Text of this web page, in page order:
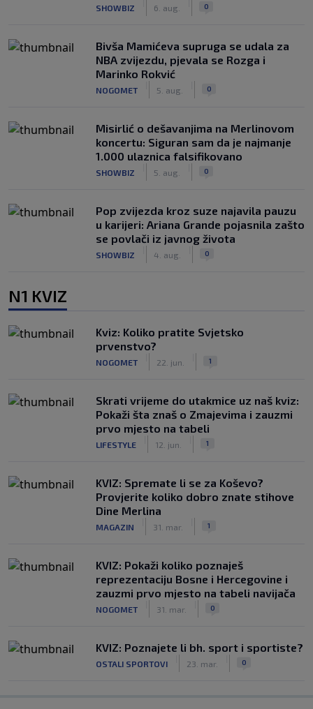
SHOWBIZ 6. aug. 0
Bivša Mamićeva supruga se udala za
NBA zvijezdu, pjevala se Rozga i
Marinko Rokvić
NOGOMET 5. aug. 0
Misirlić o dešavanjima na Merlinovom
koncertu: Siguran sam da je najmanje
1.000 ulaznica falsifikovano
SHOWBIZ 5. aug. 0
Pop zvijezda kroz suze najavila pauzu
u karijeri: Ariana Grande pojasnila zašto
se povlači iz javnog života
SHOWBIZ 4. aug. 0
N1 KVIZ
Kviz: Koliko pratite Svjetsko
prvenstvo?
NOGOMET 22. jun. 1
Skrati vrijeme do utakmice uz naš kviz:
Pokaži šta znaš o Zmajevima i zauzmi
prvo mjesto na tabeli
LIFESTYLE 12. jun. 1
KVIZ: Spremate li se za Koševo?
Provjerite koliko dobro znate stihove
Dine Merlina
MAGAZIN 31. mar. 1
KVIZ: Pokaži koliko poznaješ
reprezentaciju Bosne i Hercegovine i
zauzmi prvo mjesto na tabeli navijača
NOGOMET 31. mar. 0
KVIZ: Poznajete li bh. sport i sportiste?
OSTALI SPORTOVI 23. mar. 0